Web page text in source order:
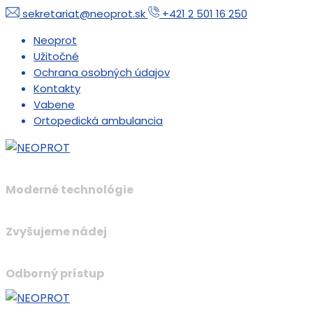
sekretariat@neoprot.sk
+421 2 501 16 250
Neoprot
Užitočné
Ochrana osobných údajov
Kontakty
Vabene
Ortopedická ambulancia
Moderné technológie
Zvyšujeme nádej
Odborný prístup